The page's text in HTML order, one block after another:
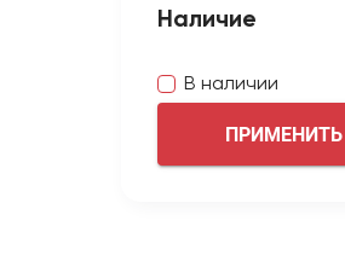
Наличие
В наличии
ПРИМЕНИТЬ